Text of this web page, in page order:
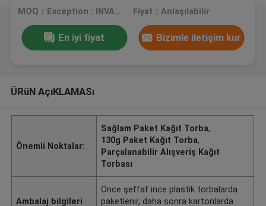
MOQ：Exception : INVALID_FETCH - bind failed with errno 22: Invalid argument ip=150.238.110.229 Fiyat：Anlaşılabilir
En iyi fiyat Bizimle iletişim kur
ÜRüN AçıKLAMASı
Önemli Noktalar:
Sağlam Paket Kağıt Torba,
130g Paket Kağıt Torba,
Parçalanabilir Alışveriş Kağıt
Torbası
Ambalaj bilgileri
Önce şeffaf ince plastik torbalarda
paketlenir, daha sonra kartonlarda